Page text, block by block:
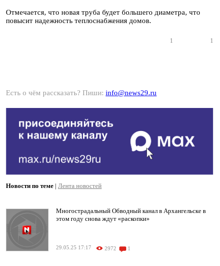
Отмечается, что новая труба будет большего диаметра, что
повысит надежность теплоснабжения домов.
1 1
Есть о чём рассказать? Пиши: info@news29.ru
Новости по теме | Лента новостей
Многострадальный Обводный канал в Архангельске в
этом году снова ждут «раскопки»
29.05.25 17:17 2972 1